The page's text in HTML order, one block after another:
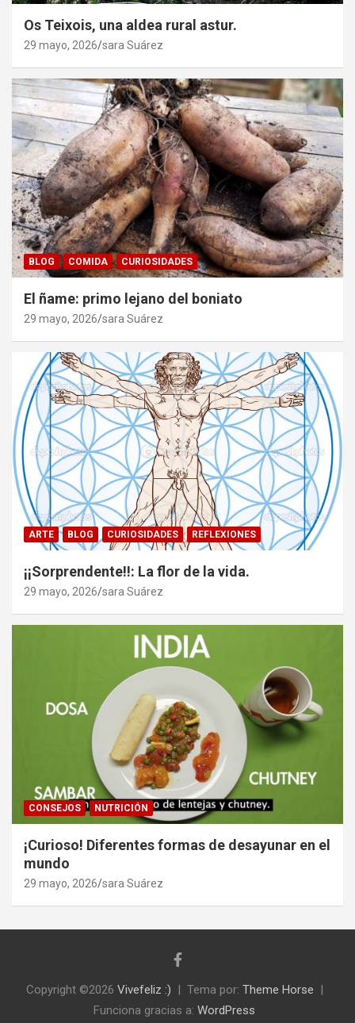
Os Teixois, una aldea rural astur.
29 mayo, 2026 sara Suárez
BLOG COMIDA CURIOSIDADES
El ñame: primo lejano del boniato
29 mayo, 2026 sara Suárez
ARTE BLOG CURIOSIDADES REFLEXIONES
¡¡Sorprendente!!: La flor de la vida.
29 mayo, 2026 sara Suárez
CONSEJOS NUTRICIÓN
¡Curioso! Diferentes formas de desayunar en el
mundo
29 mayo, 2026 sara Suárez
Copyright ©2026 Vivefeliz :) Tema por: Theme Horse
Funciona gracias a: WordPress